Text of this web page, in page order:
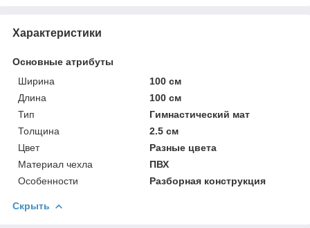
Характеристики
Основные атрибуты
Ширина
100 см
Длина
100 см
Тип
Гимнастический мат
Толщина
2.5 см
Цвет
Разные цвета
Материал чехла
ПВХ
Особенности
Разборная конструкция
Скрыть